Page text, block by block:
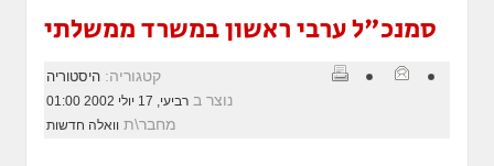
סמנכ"ל ערבי ראשון במשרד ממשלתי
קטגוריה: היסטוריה
נוצר ב רביעי, 17 יולי 2002 01:00
מחבר\ת וואלה חדשות